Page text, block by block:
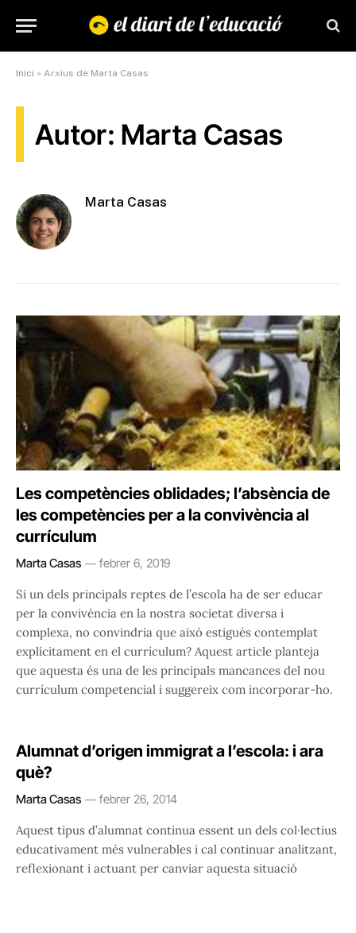
Inici » Arxius de Marta Casas
Autor: Marta Casas
Marta Casas
Les competències oblidades; l’absència de
les competències per a la convivència al
currículum
Marta Casas febrer 6, 2019
Si un dels principals reptes de l’escola ha de ser educar
per la convivència en la nostra societat diversa i
complexa, no convindria que això estigués contemplat
explícitament en el currículum? Aquest article planteja
que aquesta és una de les principals mancances del nou
currículum competencial i suggereix com incorporar-ho.
Alumnat d’origen immigrat a l’escola: i ara
què?
Marta Casas febrer 26, 2014
Aquest tipus d’alumnat continua essent un dels col·lectius
educativament més vulnerables i cal continuar analitzant,
reflexionant i actuant per canviar aquesta situació